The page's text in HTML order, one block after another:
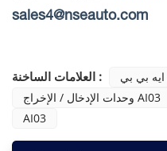
sales4@nseauto.com
العلامات الساخنة :
وحدات الإدخال / الإخراج AI03
AI03